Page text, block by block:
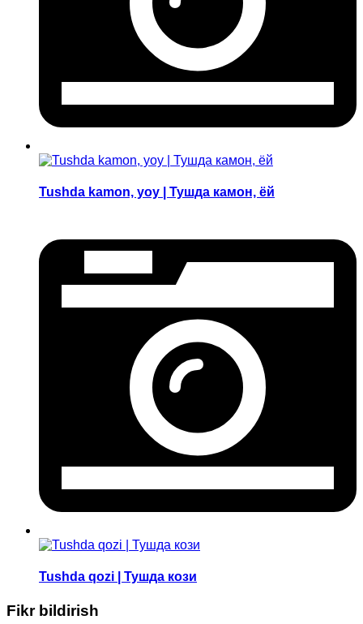
Tushda kamon, yoy | Тушда камон, ёй
Tushda qozi | Тушда кози
Fikr bildirish